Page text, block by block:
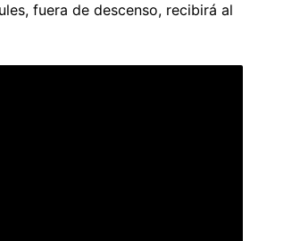
fuera de descenso, recibirá al